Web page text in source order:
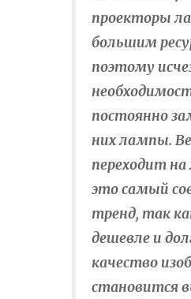
проекторы
большим
поэтому
постоянно
них лампы.
переходит на
это самый
тренд, так
дешевле и
качество
становится